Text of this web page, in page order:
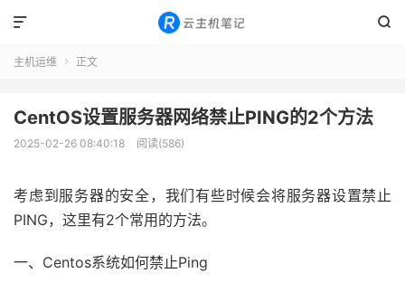


主机运维  正文
CentOS设置服务器网络禁止PING的2个方法
2025-02-26 08:40:18 阅读(586)
考虑到服务器的安全，我们有些时候会将服务器设置禁止
PING，这里有2个常用的方法。
一、Centos系统如何禁止Ping